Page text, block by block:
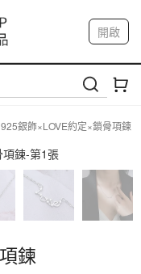
捷運站
海巡基地
埔置地廣場
開啟
我的帳戶
925銀飾×LOVE約定×鎖骨項鍊
鍊